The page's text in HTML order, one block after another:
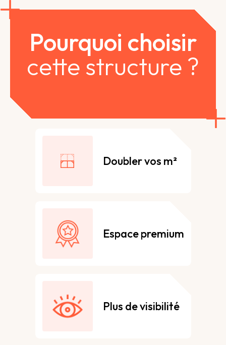
Pourquoi choisir
cette structure ?
Doubler vos m²
Espace premium
Plus de visibilité